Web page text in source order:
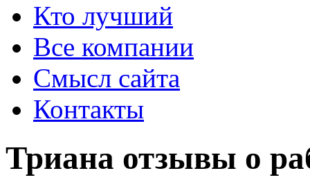
Кто лучший
Все компании
Смысл сайта
Контакты
Триана отзывы о